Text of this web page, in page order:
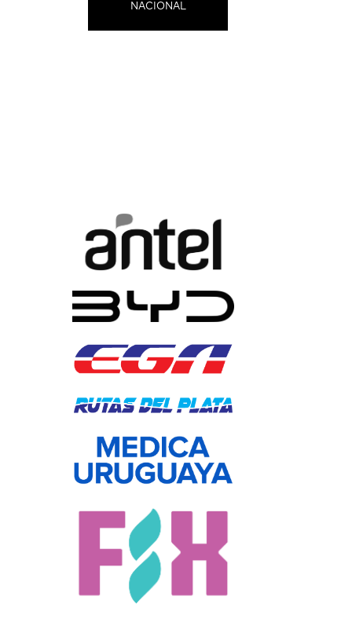
NACIONAL